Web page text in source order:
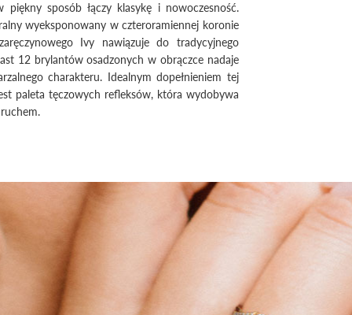
sposób łączy klasykę i nowoczesność.
wyeksponowany w czteroramiennej koronie
Ivy nawiązuje do tradycyjnego
12 brylantów osadzonych w obrączce nadaje
charakteru. Idealnym dopełnieniem tej
paleta tęczowych refleksów, która wydobywa